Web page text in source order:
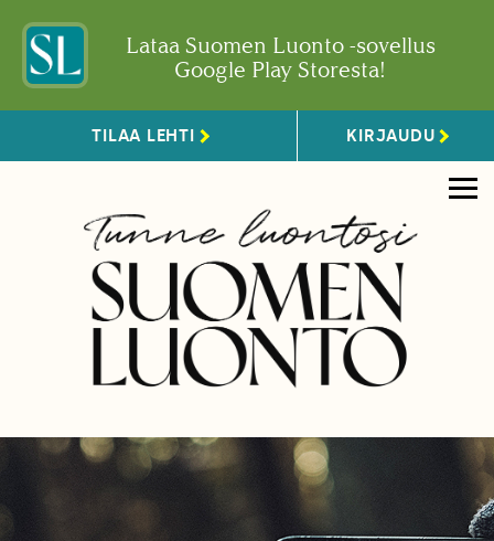
Lataa Suomen Luonto -sovellus
Google Play Storesta!
TILAA LEHTI KIRJAUDU